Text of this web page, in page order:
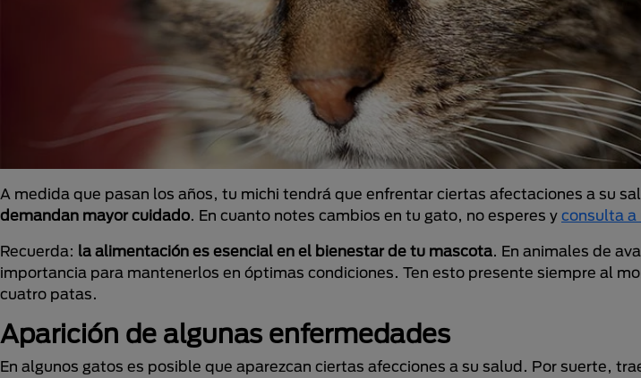
A medida que pasan los años, tu michi tendrá que enfrentar ciertas afectaciones a su
demandan mayor cuidado. En cuanto notes cambios en tu gato, no esperes y consulta a
Recuerda: la alimentación es esencial en el bienestar de tu mascota. En animales de
importancia para mantenerlos en óptimas condiciones. Ten esto presente siempre al
cuatro patas.
Aparición de algunas enfermedades
En algunos gatos es posible que aparezcan ciertas afecciones a su salud. Por suerte,